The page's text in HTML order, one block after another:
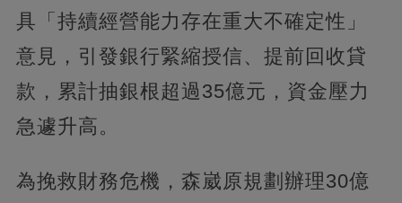
具「持續經營能力存在重大不確定性」
意見，引發銀行緊縮授信、提前回收貸
款，累計抽銀根超過35億元，資金壓力
急遽升高。
為挽救財務危機，森崴原規劃辦理30億